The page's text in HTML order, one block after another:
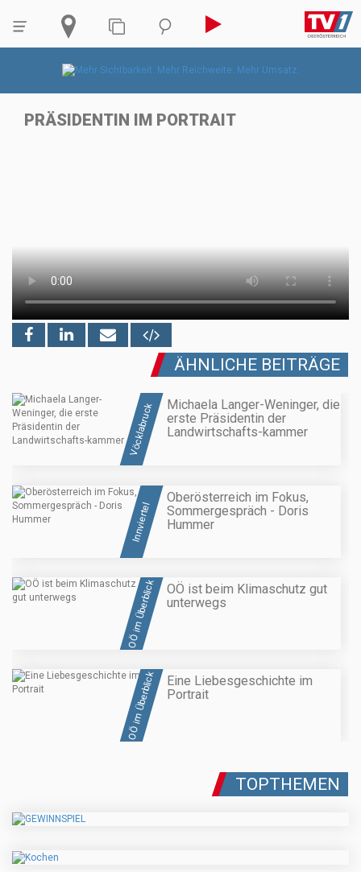
PRÄSIDENTIN IM PORTRAIT
ÄHNLICHE BEITRÄGE
Vöcklabruck
Michaela Langer-Weninger, die
erste Präsidentin der
Landwirtschafts-kammer
Innviertel
Oberösterreich im Fokus,
Sommergespräch - Doris
Hummer
OÖ im Überblick
OÖ ist beim Klimaschutz gut
unterwegs
OÖ im Überblick
Eine Liebesgeschichte im
Portrait
TOPTHEMEN